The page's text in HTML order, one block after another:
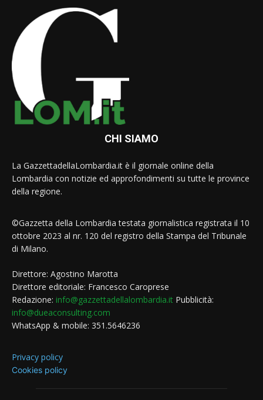
CHI SIAMO
La GazzettadellaLombardia.it è il giornale online della
Lombardia con notizie ed approfondimenti su tutte le province
della regione.
©Gazzetta della Lombardia testata giornalistica registrata il 10
ottobre 2023 al nr. 120 del registro della Stampa del Tribunale
di Milano.
Direttore: Agostino Marotta
Direttore editoriale: Francesco Caroprese
Redazione: info@gazzettadellalombardia.it Pubblicità:
info@dueaconsulting.com
WhatsApp & mobile: 351.5646236
Privacy policy
Cookies policy